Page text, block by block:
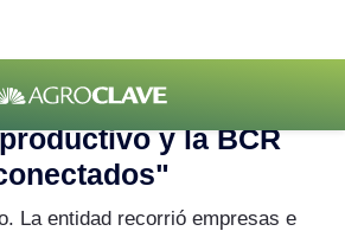
| BCR
y la BCR
La entidad recorrió empresas e